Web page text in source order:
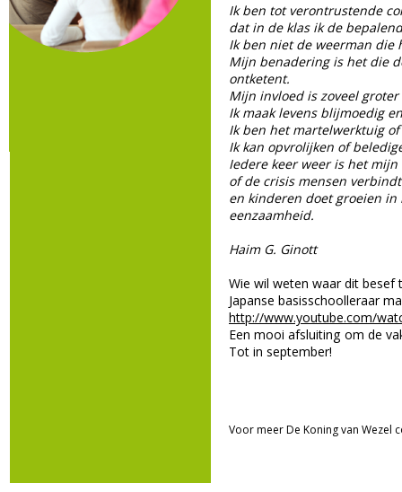
Ik ben tot verontrustende
dat in de klas ik de
Ik ben niet de weerman die
Mijn benadering is het die
ontketent.
Mijn invloed is zoveel
Ik maak levens blijmoedig
Ik ben het martelwerktuig
Ik kan opvrolijken of
Iedere keer weer is het
of de crisis mensen
en kinderen doet groeien
eenzaamheid.
Haim G. Ginott
Wie wil weten waar dit
Japanse basisschoolleraar
http://www.youtube.com/
Een mooi afsluiting om de
Tot in september!
Voor meer De Koning van Wezel